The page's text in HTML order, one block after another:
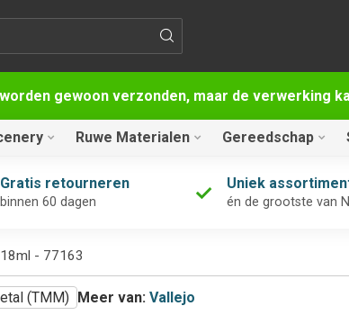
gewoon verzonden, maar de verwerking
Ruwe Materialen Gereedschap
Gratis retourneren
binnen 60 dagen
Uniek
én de grootste van
- 77163
(TMM) Meer van: Vallejo